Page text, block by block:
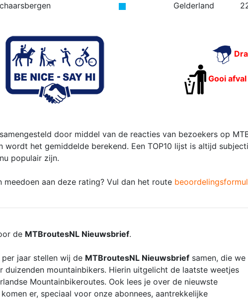
Gelderland
Gooi
door middel van de reacties van bezoekers op
wordt het gemiddelde berekend. Een TOP10 lijst is altijd
populair zijn.
meedoen aan deze rating? Vul dan het route
de MTBroutesNL Nieuwsbrief.
jaar stellen wij de MTBroutesNL Nieuwsbrief samen, die we
duizenden mountainbikers. Hierin uitgelicht de laatste weetjes
Mountainbikeroutes. Ook lees je over de nieuwste
er, speciaal voor onze abonnees, aantrekkelijke